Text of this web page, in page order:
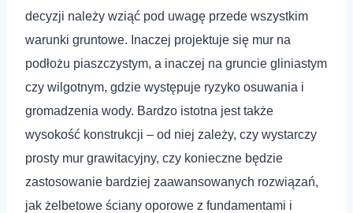
decyzji należy wziąć pod uwagę przede wszystkim
warunki gruntowe. Inaczej projektuje się mur na
podłożu piaszczystym, a inaczej na gruncie gliniastym
czy wilgotnym, gdzie występuje ryzyko osuwania i
gromadzenia wody. Bardzo istotna jest także
wysokość konstrukcji – od niej zależy, czy wystarczy
prosty mur grawitacyjny, czy konieczne będzie
zastosowanie bardziej zaawansowanych rozwiązań,
jak żelbetowe ściany oporowe z fundamentami i